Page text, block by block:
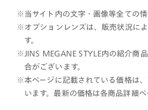
※当サイト内の文字・画像等全ての情
※オプションレンズは、販売状況に
す。
※JINS MEGANE STYLE内の紹介商
合がございます。
※本ページに記載されている価格は
います。最新の価格は各商品詳細ペ